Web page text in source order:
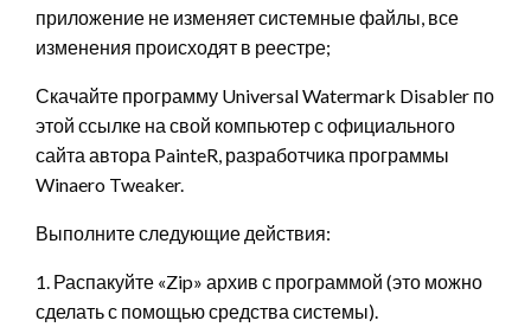
приложение не изменяет системные файлы, все
изменения происходят в реестре;
Скачайте программу Universal Watermark Disabler по
этой ссылке на свой компьютер с официального
сайта автора PainteR, разработчика программы
Winaero Tweaker.
Выполните следующие действия:
1. Распакуйте «Zip» архив с программой (это можно
сделать с помощью средства системы).